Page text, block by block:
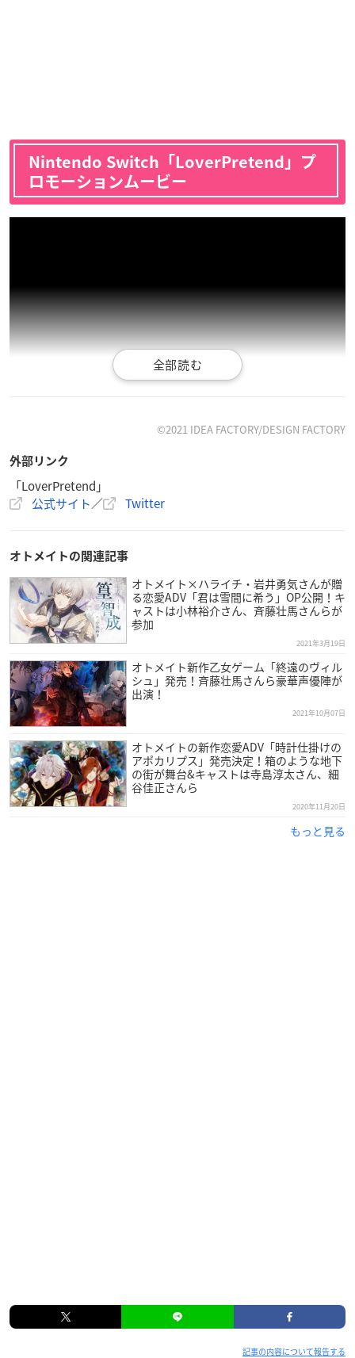
Nintendo Switch「LoverPretend」プ
ロモーションムービー
商品概要
「LoverPretend」
▼ご予約・ご購入はこちらから
アニメイト／あみあみ
【発売日】
2021年3月25日(木)発売予定
【価格】
通常版：7,150円（税込）
限定版：9,350円（税込）
ダウンロード版：7,150円（税込）
【ジャンル】
浅木詠一郎：森川智之
花井隆也：千葉進歩
©2021 IDEA FACTORY/DESIGN FACTORY
外部リンク
「LoverPretend」
公式サイト／ Twitter
オトメイトの関連記事
オトメイト×ハライチ・岩井勇気さんが贈
る恋愛ADV「君は雪間に希う」OP公開！キ
ャストは小林裕介さん、斉藤壮馬さんらが
参加
2021年3月19日
オトメイト新作乙女ゲーム「終遠のヴィル
シュ」発売！斉藤壮馬さんら豪華声優陣が
出演！
2021年10月07日
オトメイトの新作恋愛ADV「時計仕掛けの
アポカリプス」発売決定！箱のような地下
の街が舞台&キャストは寺島淳太さん、細
谷佳正さんら
2020年11月20日
もっと見る
記事の内容について報告する